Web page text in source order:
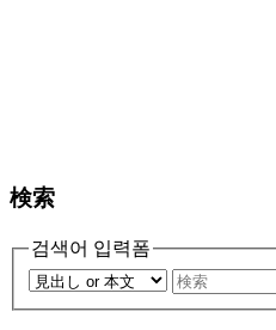
検索
검색어 입력폼